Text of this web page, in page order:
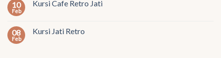
10
Feb
Kursi Cafe Retro Jati
08
Feb
Kursi Jati Retro